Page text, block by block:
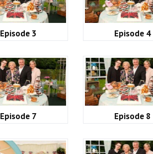
Episode 3 Episode 4
Episode 7 Episode 8